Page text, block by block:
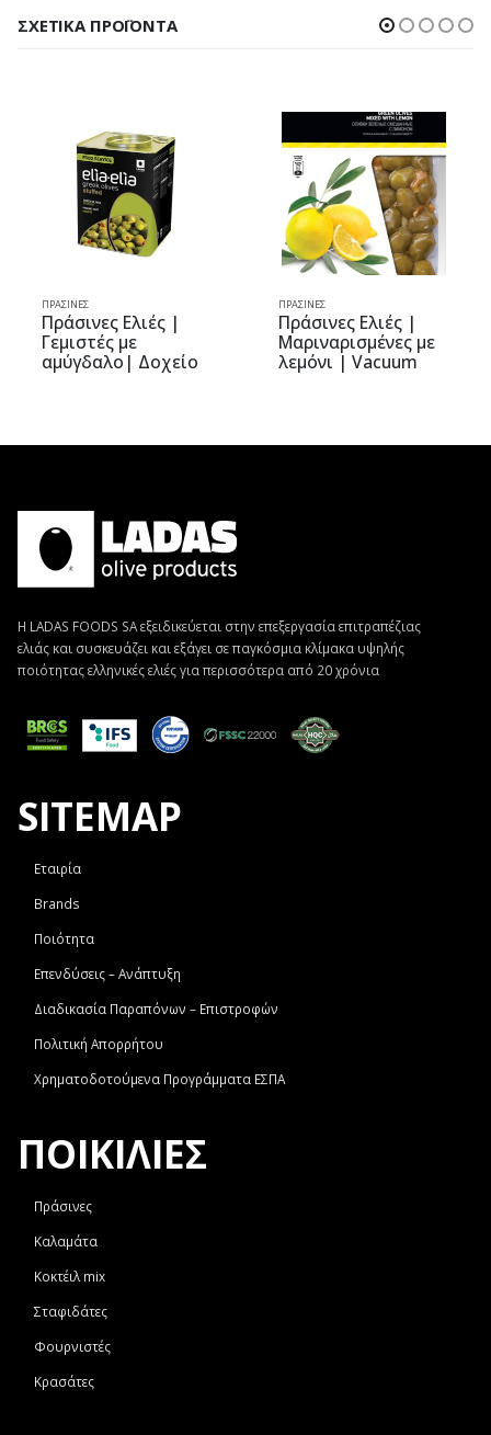
ΣΧΕΤΙΚΆ ΠΡΟΪΌΝΤΑ
ΠΡΆΣΙΝΕΣ
Πράσινες Ελιές |
Γεμιστές με
αμύγδαλο| Δοχείο
10kg | elia-elia
ΠΡΆΣΙΝΕΣ
Πράσινες Ελιές |
Μαριναρισμένες με
λεμόνι | Vacuum
0.250kg | Olive Mix
Η LADAS FOODS SA εξειδικεύεται στην επεξεργασία επιτραπέζιας
ελιάς και συσκευάζει και εξάγει σε παγκόσμια κλίμακα υψηλής
ποιότητας ελληνικές ελιές για περισσότερα από 20 χρόνια
SITEMAP
Εταιρία
Brands
Ποιότητα
Επενδύσεις – Ανάπτυξη
Διαδικασία Παραπόνων – Επιστροφών
Πολιτική Απορρήτου
Χρηματοδοτούμενα Προγράμματα ΕΣΠΑ
ΠΟΙΚΙΛΙΕΣ
Πράσινες
Καλαμάτα
Κοκτέιλ mix
Σταφιδάτες
Φουρνιστές
Κρασάτες